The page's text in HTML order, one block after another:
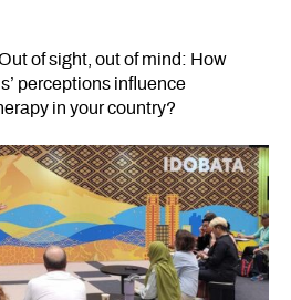
of sight, out of mind: How
perceptions influence
in your country?